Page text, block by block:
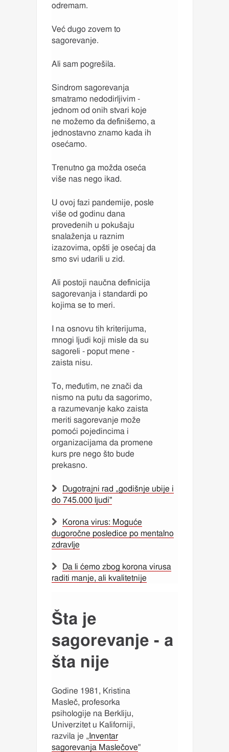
odremam.
Već dugo zovem to
sagorevanje.
Ali sam pogrešila.
Sindrom sagorevanja
smatramo nedodirljivim -
jednom od onih stvari koje
ne možemo da definišemo, a
jednostavno znamo kada ih
osećamo.
Trenutno ga možda oseća
više nas nego ikad.
U ovoj fazi pandemije, posle
više od godinu dana
provedenih u pokušaju
snalaženja u raznim
izazovima, opšti je osećaj da
smo svi udarili u zid.
Ali postoji naučna definicija
sagorevanja i standardi po
kojima se to meri.
I na osnovu tih kriterijuma,
mnogi ljudi koji misle da su
sagoreli - poput mene -
zaista nisu.
To, međutim, ne znači da
nismo na putu da sagorimo,
a razumevanje kako zaista
meriti sagorevanje može
pomoći pojedincima i
organizacijama da promene
kurs pre nego što bude
prekasno.
Dugotrajni rad „godišnje ubije i
do 745.000 ljudi"
Korona virus: Moguće
dugoročne posledice po mentalno
zdravlje
Da li ćemo zbog korona virusa
raditi manje, ali kvalitetnije
Šta je
sagorevanje - a
šta nije
Godine 1981, Kristina
Masleč, profesorka
psihologije na Berkliju,
Univerzitet u Kaliforniji,
razvila je „Inventar
sagorevanja Maslečove"